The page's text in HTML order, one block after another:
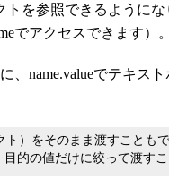
トを参照できるように
でアクセスできます）。
、name.valueでテキス
）をそのまま渡すことも
的の値だけに絞って渡すこ